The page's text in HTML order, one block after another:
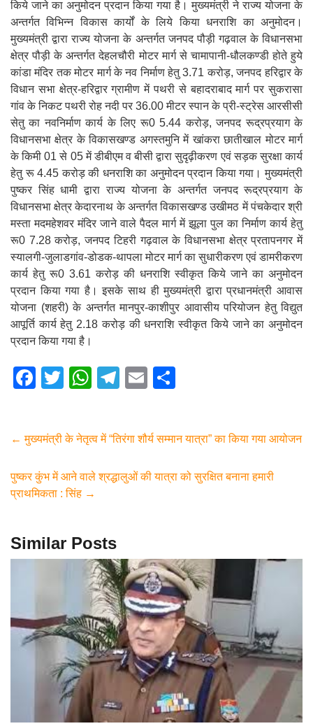
किये जाने का अनुमोदन प्रदान किया गया है। मुख्यमंत्री ने राज्य योजना के
अन्तर्गत विभिन्न विकास कार्यों के लिये किया धनराशि का अनुमोदन।
मुख्यमंत्री द्वारा राज्य योजना के अन्तर्गत जनपद पौड़ी गढ़वाल के विधानसभा
क्षेत्र पौड़ी के अन्तर्गत देहलचौरी मोटर मार्ग से चामापानी-धौलकण्डी होते हुये
कांडा मंदिर तक मोटर मार्ग के नव निर्माण हेतु 3.71 करोड़, जनपद हरिद्वार के
विधान सभा क्षेत्र-हरिद्वार ग्रामीण में पथरी से बहादराबाद मार्ग पर सुकरासा
गांव के निकट पथरी रोह नदी पर 36.00 मीटर स्पान के प्री-स्ट्रेस आरसीसी
सेतु का नवनिर्माण कार्य के लिए रू0 5.44 करोड़, जनपद रूद्रप्रयाग के
विधानसभा क्षेत्र के विकासखण्ड अगस्तमुनि में खांकरा छातीखाल मोटर मार्ग
के किमी 01 से 05 में डीबीएम व बीसी द्वारा सुदृढ़ीकरण एवं सड़क सुरक्षा कार्य
हेतु रू 4.45 करोड़ की धनराशि का अनुमोदन प्रदान किया गया। मुख्यमंत्री
पुष्कर सिंह धामी द्वारा राज्य योजना के अन्तर्गत जनपद रूद्रप्रयाग के
विधानसभा क्षेत्र केदारनाथ के अन्तर्गत विकासखण्ड उखीमठ में पंचकेदार श्री
मस्ता मदमहेशवर मंदिर जाने वाले पैदल मार्ग में झूला पुल का निर्माण कार्य हेतु
रू0 7.28 करोड़, जनपद टिहरी गढ़वाल के विधानसभा क्षेत्र प्रतापनगर में
स्यालगी-जुलाडगांव-डोडक-थापला मोटर मार्ग का सुधारीकरण एवं डामरीकरण
कार्य हेतु रू0 3.61 करोड़ की धनराशि स्वीकृत किये जाने का अनुमोदन
प्रदान किया गया है। इसके साथ ही मुख्यमंत्री द्वारा प्रधानमंत्री आवास
योजना (शहरी) के अन्तर्गत मानपुर-काशीपुर आवासीय परियोजन हेतु विद्युत
आपूर्ति कार्य हेतु 2.18 करोड़ की धनराशि स्वीकृत किये जाने का अनुमोदन
प्रदान किया गया है।
F
e
b
o
k
T
er
W
s
A
p
T
gr
a
m
E
e
← मुख्यमंत्री के नेतृत्व में “तिरंगा शौर्य सम्मान यात्रा” का किया गया आयोजन
पुष्कर कुंभ में आने वाले श्रद्धालुओं की यात्रा को सुरक्षित बनाना हमारी
प्राथमिकता : सिंह →
Similar Posts